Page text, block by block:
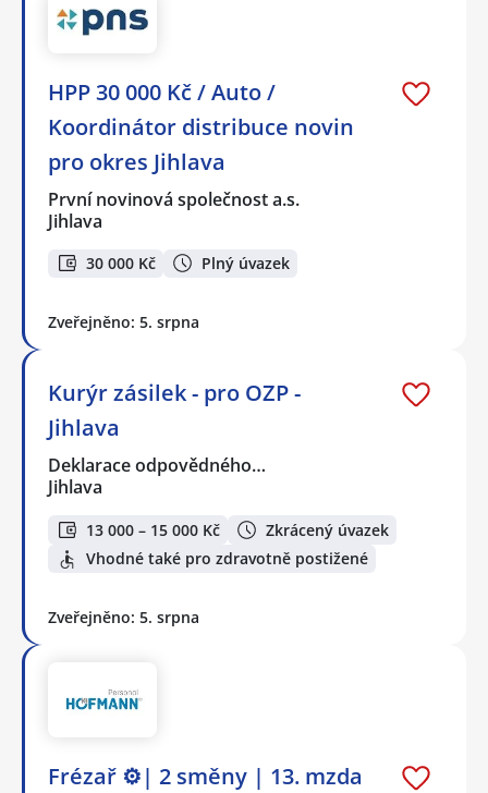
HPP 30 000 Kč / Auto /
Koordinátor distribuce novin
pro okres Jihlava
První novinová společnost a.s.
Jihlava
30 000 Kč Plný úvazek
Zveřejněno: 5. srpna
Kurýr zásilek - pro OZP -
Jihlava
Deklarace odpovědného…
Jihlava
13 000 – 15 000 Kč
Zkrácený úvazek
Vhodné také pro zdravotně postižené
Zveřejněno: 5. srpna
Frézař ⚙️| 2 směny | 13. mzda